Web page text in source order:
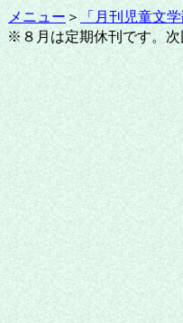
メニュー ＞ 「月刊児童文学
※８月は定期休刊です。次